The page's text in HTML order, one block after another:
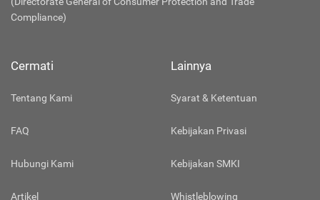
Compliance)
Cermati
Tentang Kami
FAQ
Hubungi Kami
Artikel
Lainnya
Syarat & Ketentuan
Kebijakan Privasi
Kebijakan SMKI
Whistleblowing